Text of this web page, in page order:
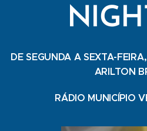
DE SEGUNDA A SEXTA-
ARILTON
RÁDIO MUNICÍPIO